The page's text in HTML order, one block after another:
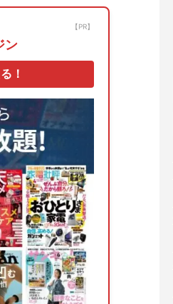
【PR】
ン
！